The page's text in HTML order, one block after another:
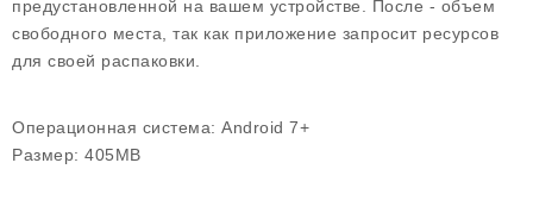
предустановленной на вашем устройстве. После - объем
свободного места, так как приложение запросит ресурсов
для своей распаковки.
Операционная система: Android 7+
Размер: 405MB